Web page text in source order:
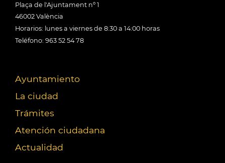
Plaça de l'Ajuntament nº 1
46002 València
Horarios: lunes a viernes de 8:30 a 14:00 horas
Teléfono: 963 52 54 78
Ayuntamiento
La ciudad
Trámites
Atención ciudadana
Actualidad